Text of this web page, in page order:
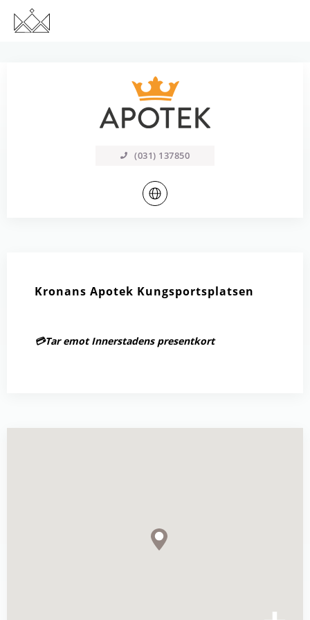
(031) 137850
Kronans Apotek Kungsportsplatsen
💳Tar emot Innerstadens presentkort